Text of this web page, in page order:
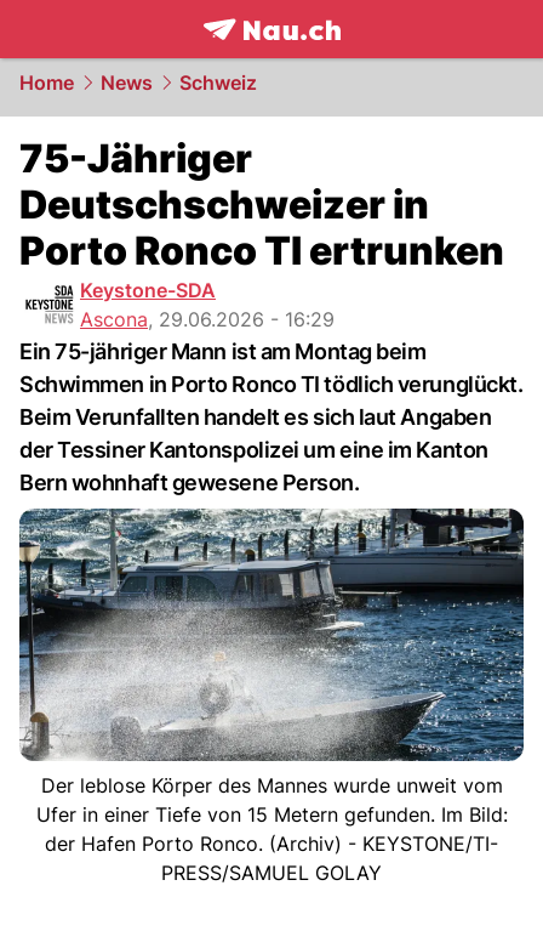
frontpage.NAU.ch
Home News Schweiz
75-Jähriger
Deutschschweizer in
Porto Ronco TI ertrunken
Keystone-SDA
Ascona, 29.06.2026 - 16:29
Ein 75-jähriger Mann ist am Montag beim
Schwimmen in Porto Ronco TI tödlich verunglückt.
Beim Verunfallten handelt es sich laut Angaben
der Tessiner Kantonspolizei um eine im Kanton
Bern wohnhaft gewesene Person.
Der leblose Körper des Mannes wurde unweit vom
Ufer in einer Tiefe von 15 Metern gefunden. Im Bild:
der Hafen Porto Ronco. (Archiv) - KEYSTONE/TI-
PRESS/SAMUEL GOLAY